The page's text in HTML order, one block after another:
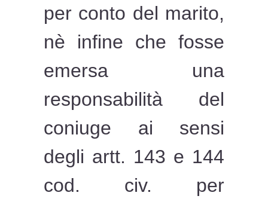
per conto del marito,
nè infine che fosse
emersa una
responsabilità del
coniuge ai sensi
degli artt. 143 e 144
cod. civ. per